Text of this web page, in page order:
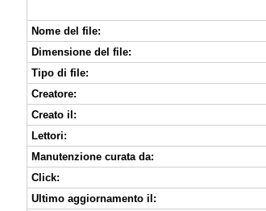
Nome del file:
Dimensione del file:
Tipo di file:
Creatore:
Creato il:
Lettori:
Manutenzione curata da:
Click:
Ultimo aggiornamento il: